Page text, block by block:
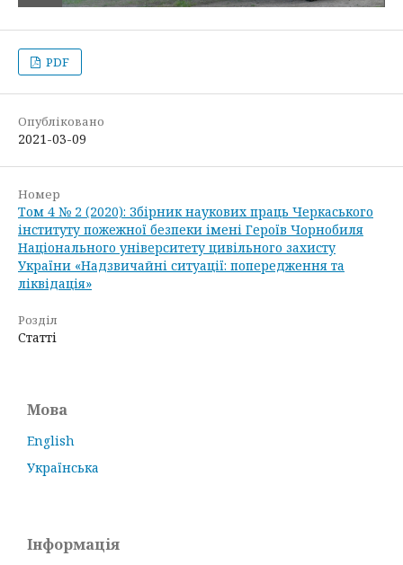
PDF
Опубліковано
2021-03-09
Номер
Том 4 № 2 (2020): Збірник наукових праць Черкаського
інституту пожежної безпеки імені Героїв Чорнобиля
Національного університету цивільного захисту
України «Надзвичайні ситуації: попередження та
ліквідація»
Розділ
Статті
Мова
English
Українська
Інформація